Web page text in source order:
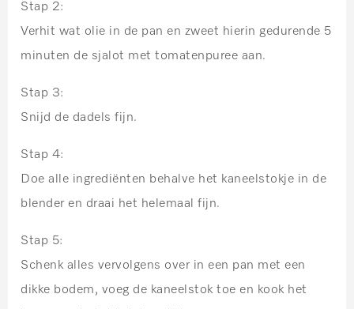
Stap 2:
Verhit wat olie in de pan en zweet hierin gedurende 5
minuten de sjalot met tomatenpuree aan.
Stap 3:
Snijd de dadels fijn.
Stap 4:
Doe alle ingrediënten behalve het kaneelstokje in de
blender en draai het helemaal fijn.
Stap 5:
Schenk alles vervolgens over in een pan met een
dikke bodem, voeg de kaneelstok toe en kook het